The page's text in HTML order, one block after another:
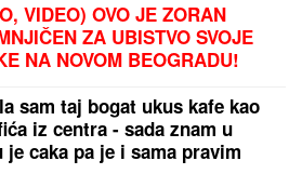
VIDEO) OVO JE ZORAN
ZA UBISTVO SVOJE
NA NOVOM BEOGRADU!
lisicama na rukama, ušao u
pomoći
sam taj bogat ukus kafe kao
iz centra - sada znam u
je caka pa je i sama pravim